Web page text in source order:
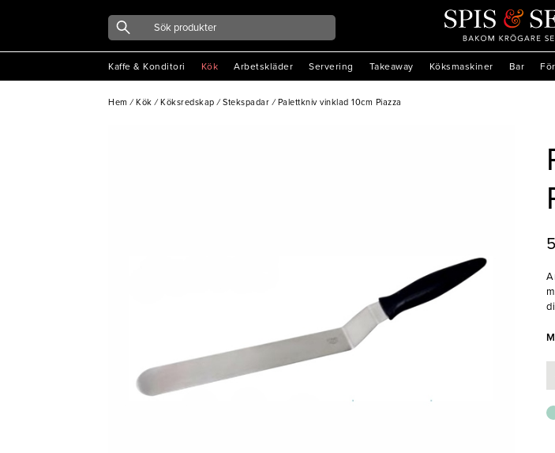
Kaffe & Konditori Kök Arbetskläder Servering Takeaway Köksmaskiner Bar
Hem / Kök / Köksredskap / Stekspadar / Palettkniv vinklad 10cm Piazza
-